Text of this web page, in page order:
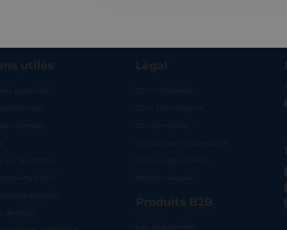
utiles
partenaire
de nous
d’impact
aux questions
virtuel 24/7
engagés
de status
Légal
CGU | Utilisateurs
CGV | Commerçants
CGU Lemonway
Politique de confidentialité
Politique des cookies
Mentions légales
Produits B2B
Lien de paiement
SHOP